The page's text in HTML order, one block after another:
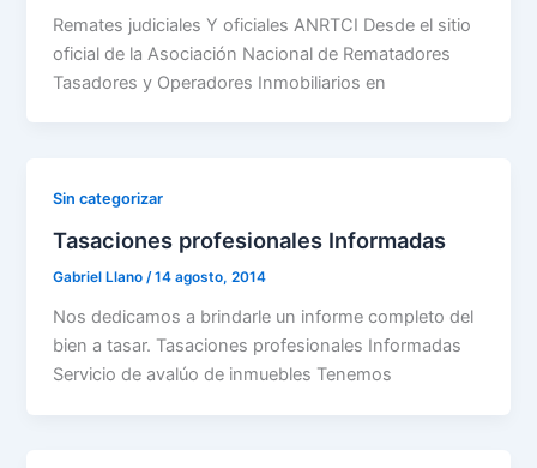
Remates judiciales Y oficiales ANRTCI Desde el sitio
oficial de la Asociación Nacional de Rematadores
Tasadores y Operadores Inmobiliarios en
Sin categorizar
Tasaciones profesionales Informadas
Gabriel Llano/14 agosto, 2014
Nos dedicamos a brindarle un informe completo del
bien a tasar. Tasaciones profesionales Informadas
Servicio de avalúo de inmuebles Tenemos